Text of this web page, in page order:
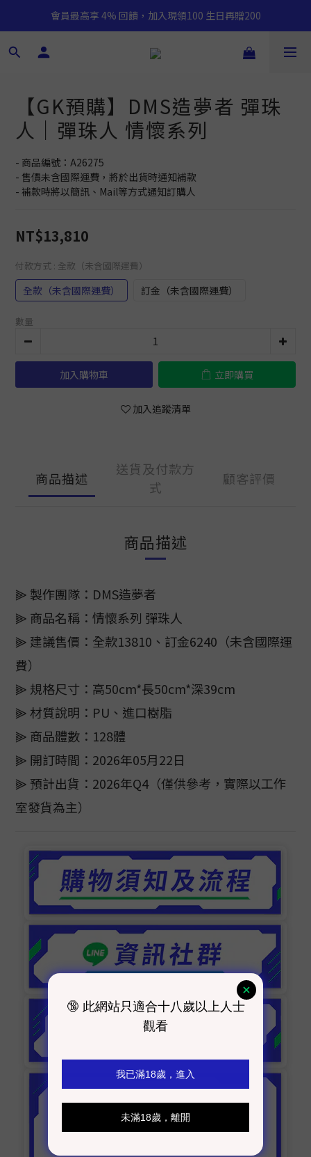
會員最高享 4% 回饋，加入現領100 生日再贈200
【GK預購】DMS造夢者 彈珠
人｜彈珠人 情懷系列
- 商品編號：A26275
- 售價未含國際運費，將於出貨時通知補款
- 補款時將以簡訊、Mail等方式通知訂購人
NT$13,810
付款方式 : 全款（未含國際運費）
全款（未含國際運費） 訂金（未含國際運費）
數量
加入購物車 立即購買
加入追蹤清單
商品描述
送貨及付款方
式
顧客評價
商品描述
⫸ 製作團隊：DMS造夢者
⫸ 商品名稱：情懷系列 彈珠人
⫸ 建議售價：全款13810、訂金6240（未含國際運
費）
⫸ 規格尺寸：高50cm*長50cm*深39cm
⫸ 材質說明：PU、進口樹脂
⫸ 商品體數：128體
⫸ 開訂時間：2026年05月22日
⫸ 預計出貨：2026年Q4（僅供參考，實際以工作
室發貨為主）